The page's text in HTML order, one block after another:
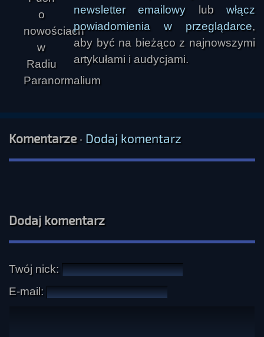
newsletter emailowy lubwłącz
powiadomienia w przeglądarce,
aby być na bieżąco z najnowszymi
artykułami i audycjami.
Komentarze· Dodaj komentarz
Dodaj komentarz
Twój nick:
E-mail: